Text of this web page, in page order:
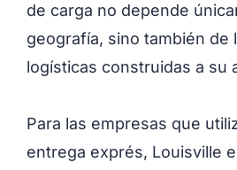
de carga no depende
geografía, sino también de
logísticas construidas a su
Para las empresas que
entrega exprés, Louisville